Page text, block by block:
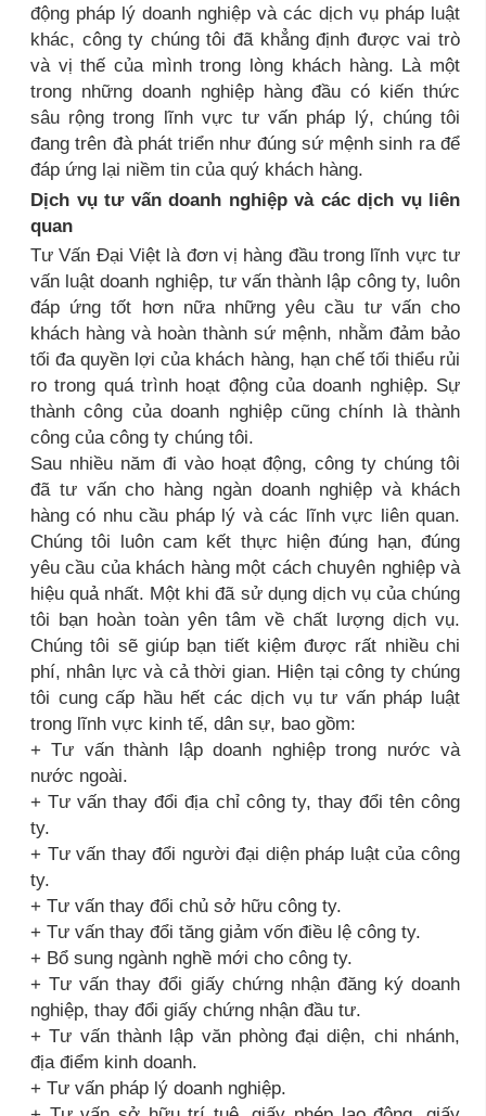
động pháp lý doanh nghiệp và các dịch vụ pháp luật
khác, công ty chúng tôi đã khẳng định được vai trò
và vị thế của mình trong lòng khách hàng. Là một
trong những doanh nghiệp hàng đầu có kiến thức
sâu rộng trong lĩnh vực tư vấn pháp lý, chúng tôi
đang trên đà phát triển như đúng sứ mệnh sinh ra để
đáp ứng lại niềm tin của quý khách hàng.
Dịch vụ tư vấn doanh nghiệp và các dịch vụ liên
quan
Tư Vấn Đại Việt là đơn vị hàng đầu trong lĩnh vực tư
vấn luật doanh nghiệp, tư vấn thành lập công ty, luôn
đáp ứng tốt hơn nữa những yêu cầu tư vấn cho
khách hàng và hoàn thành sứ mệnh, nhằm đảm bảo
tối đa quyền lợi của khách hàng, hạn chế tối thiểu rủi
ro trong quá trình hoạt động của doanh nghiệp. Sự
thành công của doanh nghiệp cũng chính là thành
công của công ty chúng tôi.
Sau nhiều năm đi vào hoạt động, công ty chúng tôi
đã tư vấn cho hàng ngàn doanh nghiệp và khách
hàng có nhu cầu pháp lý và các lĩnh vực liên quan.
Chúng tôi luôn cam kết thực hiện đúng hạn, đúng
yêu cầu của khách hàng một cách chuyên nghiệp và
hiệu quả nhất. Một khi đã sử dụng dịch vụ của chúng
tôi bạn hoàn toàn yên tâm về chất lượng dịch vụ.
Chúng tôi sẽ giúp bạn tiết kiệm được rất nhiều chi
phí, nhân lực và cả thời gian. Hiện tại công ty chúng
tôi cung cấp hầu hết các dịch vụ tư vấn pháp luật
trong lĩnh vực kinh tế, dân sự, bao gồm:
+ Tư vấn thành lập doanh nghiệp trong nước và
nước ngoài.
+ Tư vấn thay đổi địa chỉ công ty, thay đổi tên công
ty.
+ Tư vấn thay đổi người đại diện pháp luật của công
ty.
+ Tư vấn thay đổi chủ sở hữu công ty.
+ Tư vấn thay đổi tăng giảm vốn điều lệ công ty.
+ Bổ sung ngành nghề mới cho công ty.
+ Tư vấn thay đổi giấy chứng nhận đăng ký doanh
nghiệp, thay đổi giấy chứng nhận đầu tư.
+ Tư vấn thành lập văn phòng đại diện, chi nhánh,
địa điểm kinh doanh.
+ Tư vấn pháp lý doanh nghiệp.